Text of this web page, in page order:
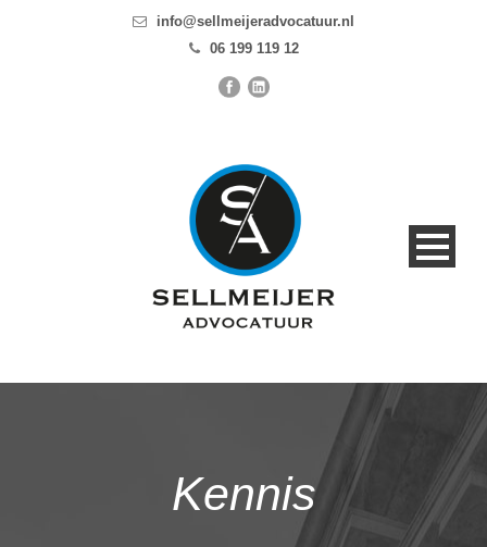
info@sellmeijeradvocatuur.nl
06 199 119 12
Kennis